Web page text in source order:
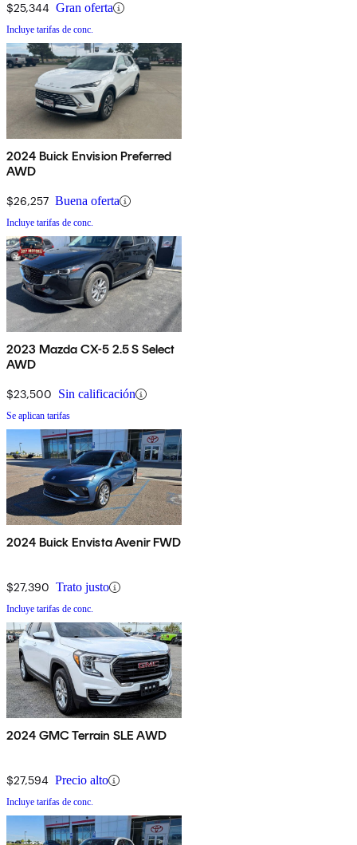
$25,344 Gran oferta
Incluye tarifas de conc.
2024 Buick Envision Preferred
AWD
$26,257 Buena oferta
Incluye tarifas de conc.
2023 Mazda CX-5 2.5 S Select
AWD
$23,500 Sin calificación
Se aplican tarifas
2024 Buick Envista Avenir FWD
$27,390 Trato justo
Incluye tarifas de conc.
2024 GMC Terrain SLE AWD
$27,594 Precio alto
Incluye tarifas de conc.